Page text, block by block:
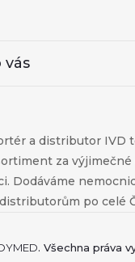
a distributor IVD
za
Dodáváme
po celé
. Všechna práva